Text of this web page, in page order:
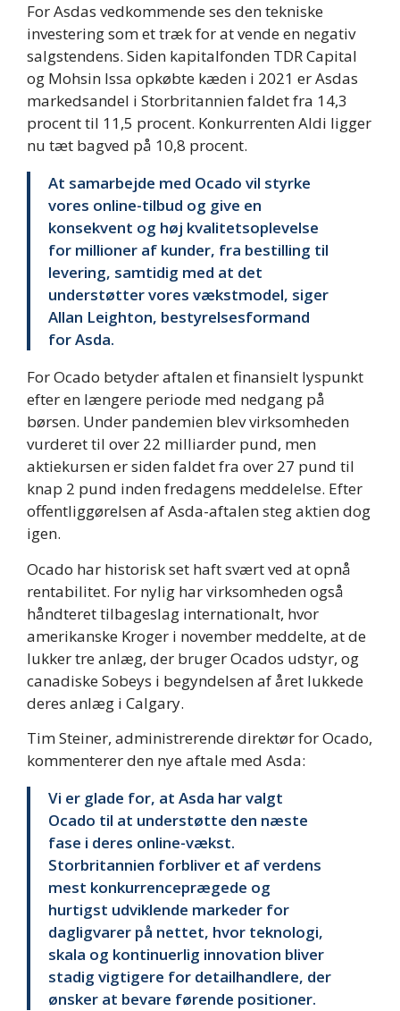
For Asdas vedkommende ses den tekniske
investering som et træk for at vende en negativ
salgstendens. Siden kapitalfonden TDR Capital
og Mohsin Issa opkøbte kæden i 2021 er Asdas
markedsandel i Storbritannien faldet fra 14,3
procent til 11,5 procent. Konkurrenten Aldi ligger
nu tæt bagved på 10,8 procent.
At samarbejde med Ocado vil styrke
vores online-tilbud og give en
konsekvent og høj kvalitetsoplevelse
for millioner af kunder, fra bestilling til
levering, samtidig med at det
understøtter vores vækstmodel, siger
Allan Leighton, bestyrelsesformand
for Asda.
For Ocado betyder aftalen et finansielt lyspunkt
efter en længere periode med nedgang på
børsen. Under pandemien blev virksomheden
vurderet til over 22 milliarder pund, men
aktiekursen er siden faldet fra over 27 pund til
knap 2 pund inden fredagens meddelelse. Efter
offentliggørelsen af Asda-aftalen steg aktien dog
igen.
Ocado har historisk set haft svært ved at opnå
rentabilitet. For nylig har virksomheden også
håndteret tilbageslag internationalt, hvor
amerikanske Kroger i november meddelte, at de
lukker tre anlæg, der bruger Ocados udstyr, og
canadiske Sobeys i begyndelsen af året lukkede
deres anlæg i Calgary.
Tim Steiner, administrerende direktør for Ocado,
kommenterer den nye aftale med Asda:
Vi er glade for, at Asda har valgt
Ocado til at understøtte den næste
fase i deres online-vækst.
Storbritannien forbliver et af verdens
mest konkurrenceprægede og
hurtigst udviklende markeder for
dagligvarer på nettet, hvor teknologi,
skala og kontinuerlig innovation bliver
stadig vigtigere for detailhandlere, der
ønsker at bevare førende positioner.